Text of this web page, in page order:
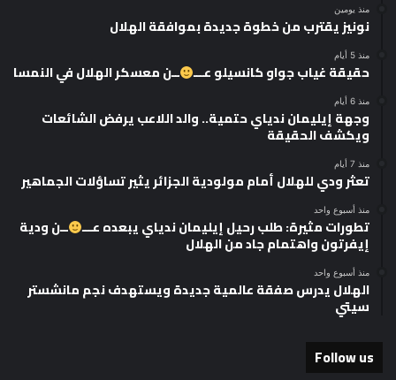
منذ يومين
نونيز يقترب من خطوة جديدة بموافقة الهلال
منذ 5 أيام
حقيقة غياب جواو كانسيلو عـــ ــن معسكر الهلال في النمسا
منذ 6 أيام
وجهة إيليمان ندياي حتمية.. والد اللاعب يرفض الشائعات
ويكشف الحقيقة
منذ 7 أيام
تعثر ودي للهلال أمام مولودية الجزائر يثير تساؤلات الجماهير
منذ أسبوع واحد
تطورات مثيرة: طلب رحيل إيليمان ندياي يبعده عـــ ــن ودية
إيفرتون واهتمام جاد من الهلال
منذ أسبوع واحد
الهلال يدرس صفقة عالمية جديدة ويستهدف نجم مانشستر
سيتي
Follow us